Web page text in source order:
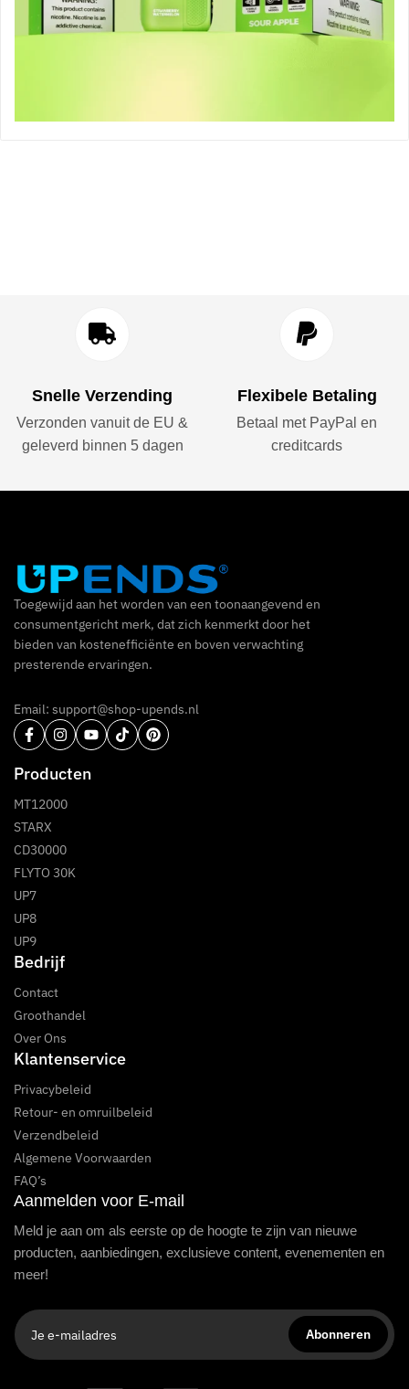
Snelle Verzending
Verzonden vanuit de EU &
geleverd binnen 5 dagen
Flexibele Betaling
Betaal met PayPal en
creditcards
Toegewijd aan het worden van een toonaangevend en
consumentgericht merk, dat zich kenmerkt door het
bieden van kostenefficiënte en boven verwachting
presterende ervaringen.
Email: support@shop-upends.nl
Producten
MT12000
STARX
CD30000
FLYTO 30K
UP7
UP8
UP9
Bedrijf
Contact
Groothandel
Over Ons
Klantenservice
Privacybeleid
Retour- en omruilbeleid
Verzendbeleid
Algemene Voorwaarden
FAQ’s
Aanmelden voor E-mail
Meld je aan om als eerste op de hoogte te zijn van nieuwe
producten, aanbiedingen, exclusieve content, evenementen en
meer!